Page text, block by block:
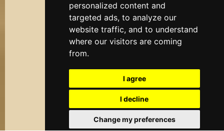
personalized content and
targeted ads, to analyze our
website traffic, and to understand
where our visitors are coming
from.
I agree
I decline
Change my preferences